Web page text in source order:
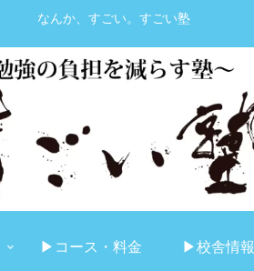
なんか、すごい。すごい塾
▶コース・料金 ▶校舎情報